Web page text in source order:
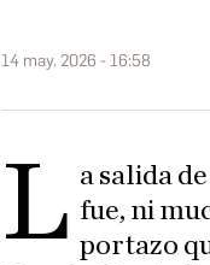
14 may. 2026 - 16:58
L a salida de
fue, ni
portazo